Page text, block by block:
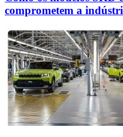
comprometem a